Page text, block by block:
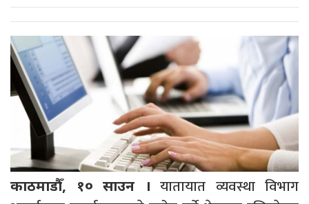
काठमाडौँ, १० साउन । यातायात व्यवस्था विभाग